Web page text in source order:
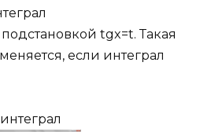
tgx=t. Такая
если интеграл